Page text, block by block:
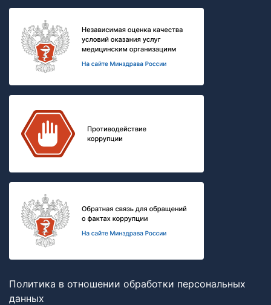
Политика в отношении обработки персональных
данных